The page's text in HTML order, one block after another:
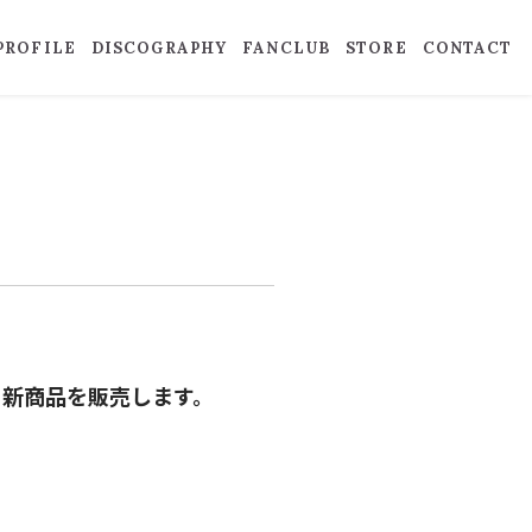
DISCOGRAPHY FANCLUB STORE CONTACT
商品を販売します。